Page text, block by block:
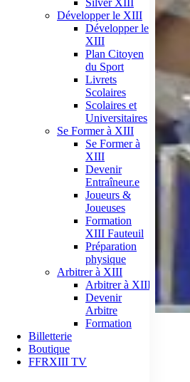
Silver XIII
Développer le XIII
Développer le
XIII
Plan Citoyen
du Sport
Livrets
Scolaires
Scolaires et
Universitaires
Se Former à XIII
Se Former à
XIII
Devenir
Entraîneur.e
Joueurs &
Joueuses
Formation
XIII Fauteuil
Préparation
physique
Arbitrer à XIII
Arbitrer à XIII
Devenir
Arbitre
Formation
Billetterie
Boutique
FFRXIII TV